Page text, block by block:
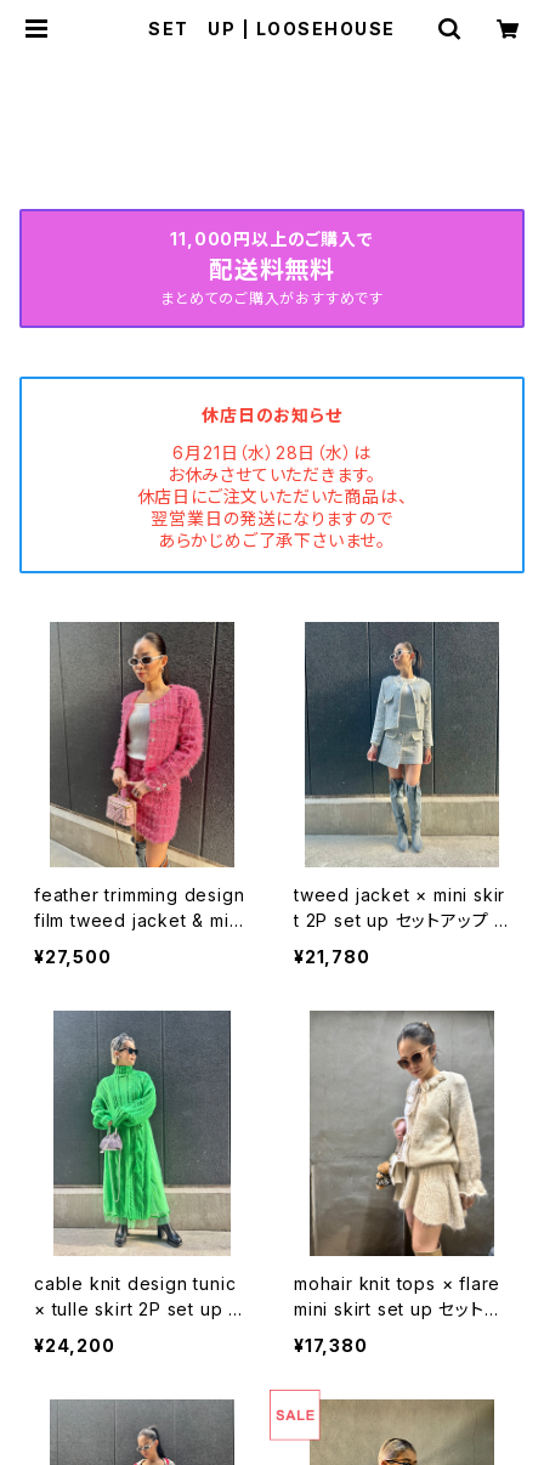
SET UP | LOOSEHOUSE
11,000円以上のご購入で
配送料無料
まとめてのご購入がおすすめです
休店日のお知らせ
6月21日（水）28日（水）は
お休みさせていただきます。
休店日にご注文いただいた商品は、
翌営業日の発送になりますので
あらかじめご了承下さいませ。
feather trimming design
film tweed jacket & mini
skirt 2P set up セットアッ
プ 2点セット ジャケット ス
¥27,500
tweed jacket × mini skir
t 2P set up セットアップ 2
点セット ツィード ジャケット
ミニスカート パール
¥21,780
cable knit design tunic
× tulle skirt 2P set up セ
ットアップ 2点セット ニット
スリット チュール スカート
¥24,200
mohair knit tops × flare
mini skirt set up セットア
ップ 2点セット ニット トップ
ス カーディガン スカート 着
回し モヘア
¥17,380